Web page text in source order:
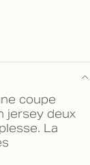
coupe
jersey deux
La